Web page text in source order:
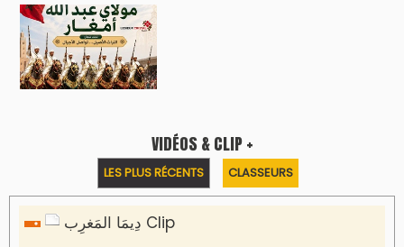
VIDÉOS & CLIP +
LES PLUS RÉCENTS CLASSEURS
دِيمَا المَغرِب Clip